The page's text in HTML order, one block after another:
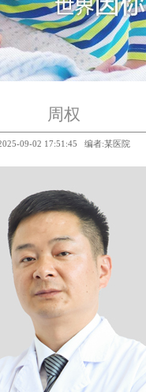
周权
09-02 17:51:45 编者:某医院